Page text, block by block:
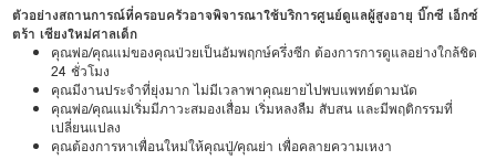
ตัวอย่างสถานการณ์ที่ครอบครัวอาจพิจารณาใช้บริการศูนย์ดูแลผู้สูงอายุ บิ๊กซี เอ็กซ์
ตร้า เชียงใหม่ศาลเด็ก
คุณพ่อ/คุณแม่ของคุณป่วยเป็นอัมพฤกษ์ครึ่งซีก ต้องการการดูแลอย่างใกล้ชิด
24 ชั่วโมง
คุณมีงานประจำที่ยุ่งมาก ไม่มีเวลาพาคุณยายไปพบแพทย์ตามนัด
คุณพ่อ/คุณแม่เริ่มมีภาวะสมองเสื่อม เริ่มหลงลืม สับสน และมีพฤติกรรมที่
เปลี่ยนแปลง
คุณต้องการหาเพื่อนใหม่ให้คุณปู่/คุณย่า เพื่อคลายความเหงา